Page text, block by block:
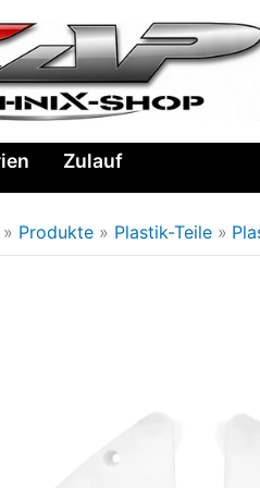
Zulauf
Produkte Plastik-Teile